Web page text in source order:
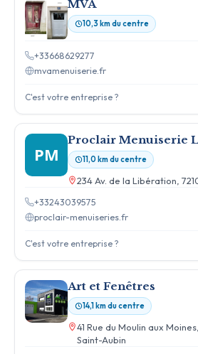
MVA
10,3 km du centre
+33668629277
mvamenuiserie.fr
C'est votre entreprise ?
PM
Proclair Menuiserie
11,0 km du centre
234 Av. de la Libération,
+33243039575
proclair-menuiseries.fr
C'est votre entreprise ?
Art et Fenêtres
14,1 km du centre
41 Rue du Moulin aux
Saint-Aubin